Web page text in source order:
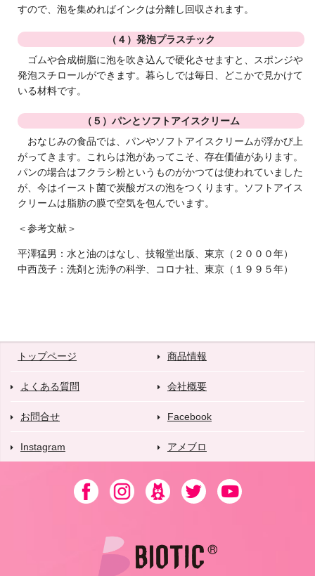
すので、泡を集めればインクは分離し回収されます。
（４）発泡プラスチック
ゴムや合成樹脂に泡を吹き込んで硬化させますと、スポンジや
発泡スチロールができます。暮らしでは毎日、どこかで見かけて
いる材料です。
（５）パンとソフトアイスクリーム
おなじみの食品では、パンやソフトアイスクリームが浮かび上
がってきます。これらは泡があってこそ、存在価値があります。
パンの場合はフクラシ粉というものがかつては使われていました
が、今はイースト菌で炭酸ガスの泡をつくります。ソフトアイス
クリームは脂肪の膜で空気を包んでいます。
＜参考文献＞
平澤猛男：水と油のはなし、技報堂出版、東京（２０００年）
中西茂子：洗剤と洗浄の科学、コロナ社、東京（１９９５年）
トップページ 商品情報
よくある質問 会社概要
お問合せ Facebook
Instagram アメブロ